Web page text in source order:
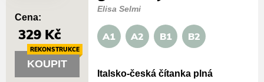
Elisa Selmi
A1 A2 B1 B2
Italsko-česká čítanka plná
Cena:
329 Kč
KOUPIT
REKONSTRUKCE